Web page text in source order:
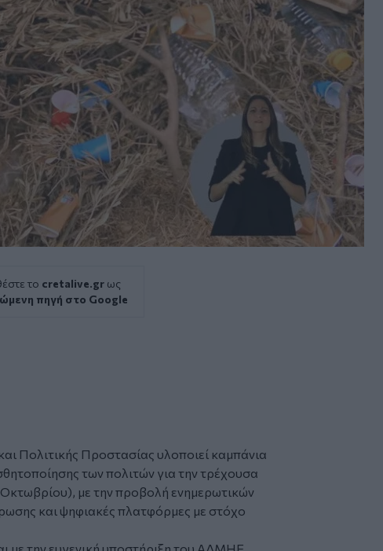
το cretalive.gr ως
πηγή στο Google
Πολιτικής Προστασίας υλοποιεί καμπάνια
των πολιτών για την τρέχουσα
με την προβολή ενημερωτικών
και ψηφιακές πλατφόρμες με στόχο